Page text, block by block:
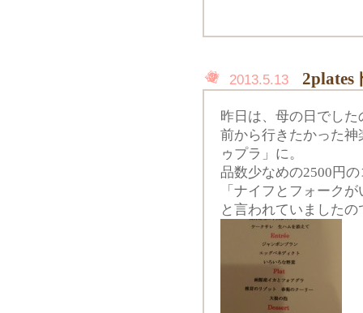
2013.5.13 2plates
昨日は、母の日でし
前から行きたかった神
ゥプラ」に。
品数少なめの2500円
「ナイフとフォーク
と言われていましたの